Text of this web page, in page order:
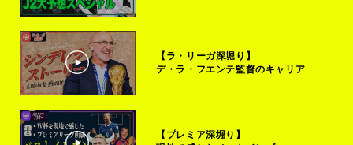
【ラ・リーガ深堀り】
デ・ラ・フエンテ監督のキャリア
【プレミア深堀り】